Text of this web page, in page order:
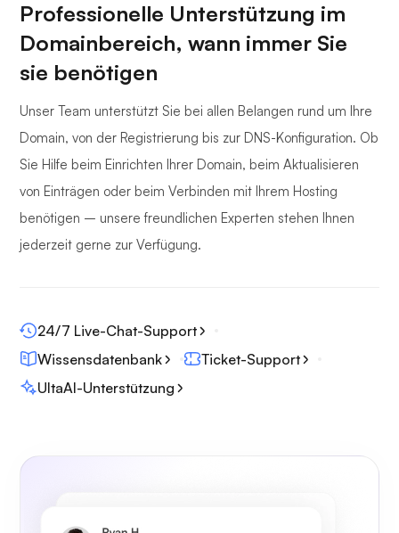
Professionelle Unterstützung im
Domainbereich, wann immer Sie
sie benötigen
Unser Team unterstützt Sie bei allen Belangen rund um Ihre
Domain, von der Registrierung bis zur DNS-Konfiguration. Ob
Sie Hilfe beim Einrichten Ihrer Domain, beim Aktualisieren
von Einträgen oder beim Verbinden mit Ihrem Hosting
benötigen – unsere freundlichen Experten stehen Ihnen
jederzeit gerne zur Verfügung.
24/7 Live-Chat-Support
Wissensdatenbank
Ticket-Support
UltaAI-Unterstützung